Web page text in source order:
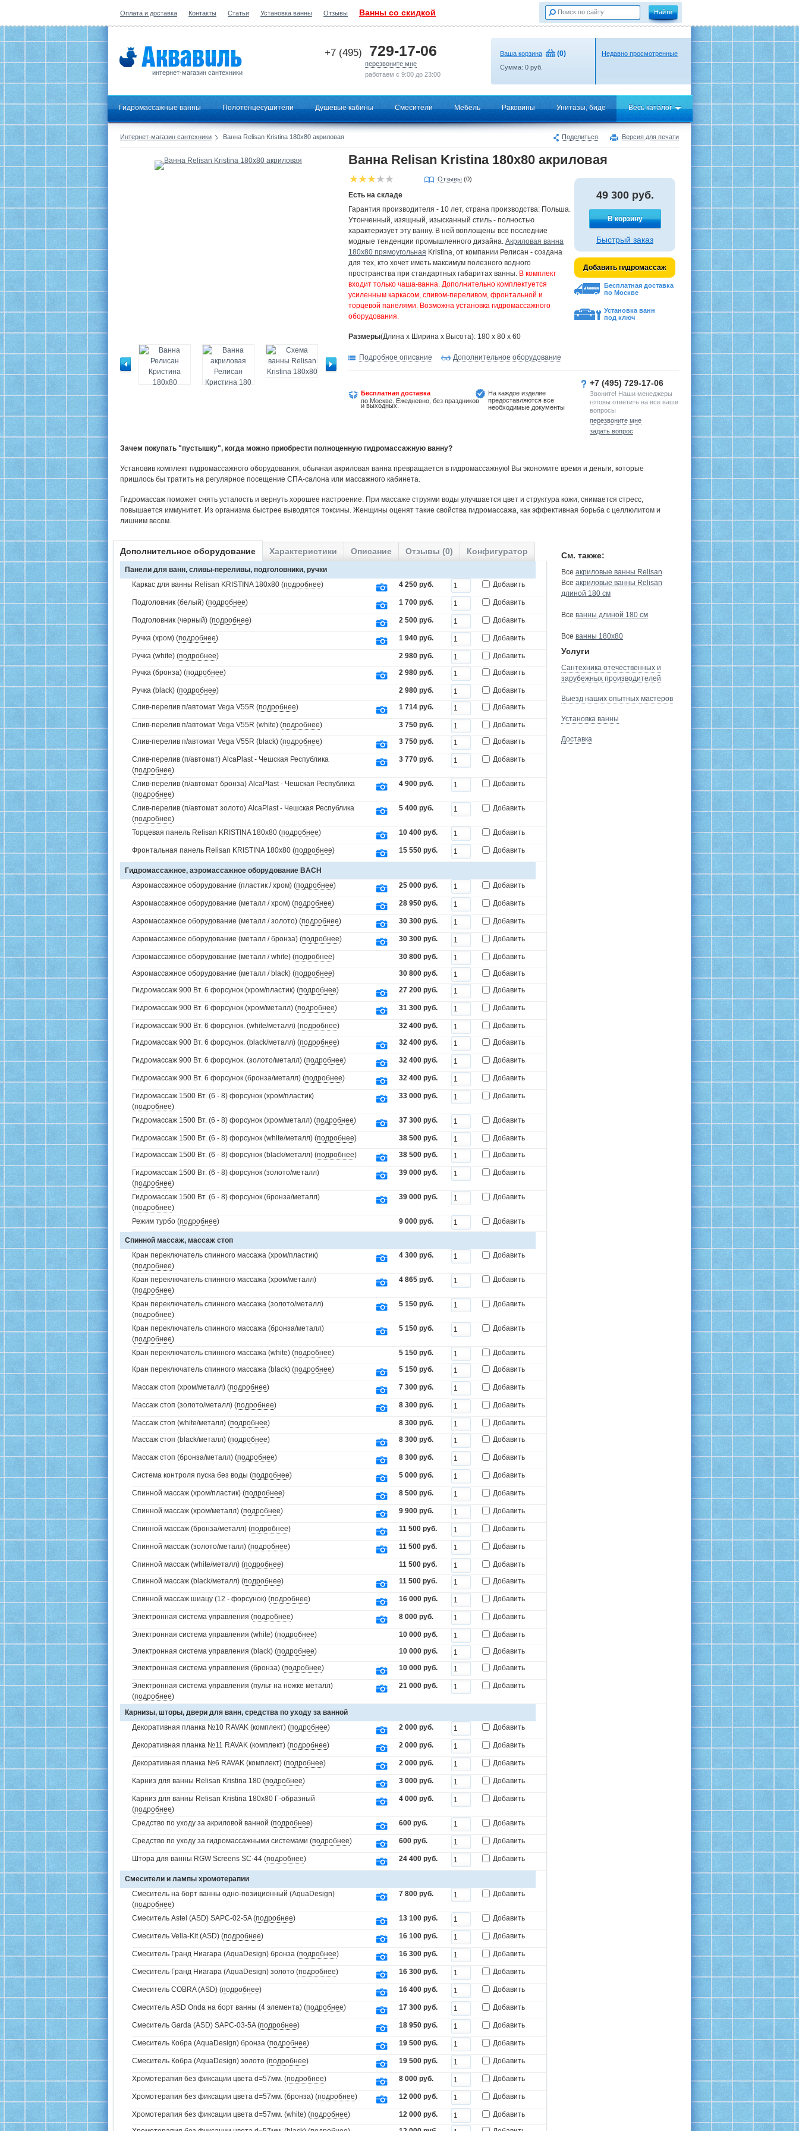
Оплата и доставка Контакты Статьи Установка ванны Отзывы Ванны со скидкой
интернет-магазин сантехники
+7 (495) 729-17-06
перезвоните мне
работаем с 9:00 до 23:00
Ваша корзина (0)
Сумма: 0 руб.
Недавно просмотренные
Гидромассажные ванны Полотенцесушители Душевые кабины Смесители Мебель Раковины Унитазы, биде Весь каталог
Поделиться Версия для печати
Интернет-магазин сантехники Ванна Relisan Kristina 180x80 акриловая
Ванна Relisan Kristina 180x80 акриловая
Отзывы (0)
Есть на складе
Гарантия производителя - 10 лет, страна производства: Польша.
Утонченный, изящный, изысканный стиль - полностью
характеризует эту ванну. В ней воплощены все последние
модные тенденции промышленного дизайна. Акриловая ванна
180х80 прямоугольная Kristina, от компании Релисан - создана
для тех, кто хочет иметь максимум полезного водного
пространства при стандартных габаритах ванны. В комплект
входит только чаша-ванна. Дополнительно комплектуется
усиленным каркасом, сливом-переливом, фронтальной и
торцевой панелями. Возможна установка гидромассажного
оборудования.
Размеры(Длина х Ширина х Высота): 180 x 80 x 60
49 300 руб.
В корзину
Быстрый заказ
Добавить гидромассаж
Бесплатная доставка
по Москве
Установка ванн
под ключ
Подробное описание Дополнительное оборудование
Бесплатная доставка
по Москве. Ежедневно, без праздников
и выходных.
На каждое изделие
предоставляются все
необходимые документы
+7 (495) 729-17-06
Звоните! Наши менеджеры
готовы ответить на все ваши
вопросы
перезвоните мне
задать вопрос
Зачем покупать "пустышку", когда можно приобрести полноценную гидромассажную ванну?
Установив комплект гидромассажного оборудования, обычная акриловая ванна превращается в гидромассажную! Вы экономите время и деньги, которые
пришлось бы тратить на регулярное посещение СПА-салона или массажного кабинета.
Гидромассаж поможет снять усталость и вернуть хорошее настроение. При массаже струями воды улучшается цвет и структура кожи, снимается стресс,
повышается иммунитет. Из организма быстрее выводятся токсины. Женщины оценят такие свойства гидромассажа, как эффективная борьба с целлюлитом и
лишним весом.
Дополнительное оборудование Характеристики Описание Отзывы (0) Конфигуратор
Панели для ванн, сливы-переливы, подголовники, ручки
Каркас для ванны Relisan KRISTINA 180х80 (подробнее) 4 250 руб. Добавить
Подголовник (белый) (подробнее) 1 700 руб. Добавить
Подголовник (черный) (подробнее) 2 500 руб. Добавить
Ручка (хром) (подробнее) 1 940 руб. Добавить
Ручка (white) (подробнее) 2 980 руб.
Добавить
Ручка (бронза) (подробнее) 2 980 руб. Добавить
Ручка (black) (подробнее) 2 980 руб.
Добавить
Слив-перелив п/автомат Vega V55R (подробнее) 1 714 руб. Добавить
Слив-перелив п/автомат Vega V55R (white) (подробнее) 3 750 руб.
Добавить
Слив-перелив п/автомат Vega V55R (black) (подробнее) 3 750 руб. Добавить
Слив-перелив (п/автомат) AlcaPlast - Чешская Республика
(подробнее)
3 770 руб. Добавить
Слив-перелив (п/автомат бронза) AlcaPlast - Чешская Республика
(подробнее)
4 900 руб. Добавить
Слив-перелив (п/автомат золото) AlcaPlast - Чешская Республика
(подробнее)
5 400 руб. Добавить
Торцевая панель Relisan KRISTINA 180х80 (подробнее) 10 400 руб. Добавить
Фронтальная панель Relisan KRISTINA 180х80 (подробнее) 15 550 руб. Добавить
Гидромассажное, аэромассажное оборудование BACH
Аэромассажное оборудование (пластик / хром) (подробнее) 25 000 руб. Добавить
Аэромассажное оборудование (металл / хром) (подробнее) 28 950 руб. Добавить
Аэромассажное оборудование (металл / золото) (подробнее) 30 300 руб. Добавить
Аэромассажное оборудование (металл / бронза) (подробнее) 30 300 руб. Добавить
Аэромассажное оборудование (металл / white) (подробнее) 30 800 руб.
Добавить
Аэромассажное оборудование (металл / black) (подробнее) 30 800 руб.
Добавить
Гидромассаж 900 Вт. 6 форсунок.(хром/пластик) (подробнее) 27 200 руб. Добавить
Гидромассаж 900 Вт. 6 форсунок.(хром/металл) (подробнее) 31 300 руб. Добавить
Гидромассаж 900 Вт. 6 форсунок. (white/металл) (подробнее) 32 400 руб.
Добавить
Гидромассаж 900 Вт. 6 форсунок. (black/металл) (подробнее) 32 400 руб. Добавить
Гидромассаж 900 Вт. 6 форсунок. (золото/металл) (подробнее) 32 400 руб. Добавить
Гидромассаж 900 Вт. 6 форсунок.(бронза/металл) (подробнее) 32 400 руб. Добавить
Гидромассаж 1500 Вт. (6 - 8) форсунок (хром/пластик)
(подробнее)
33 000 руб. Добавить
Гидромассаж 1500 Вт. (6 - 8) форсунок (хром/металл) (подробнее) 37 300 руб. Добавить
Гидромассаж 1500 Вт. (6 - 8) форсунок (white/металл) (подробнее) 38 500 руб.
Добавить
Гидромассаж 1500 Вт. (6 - 8) форсунок (black/металл) (подробнее) 38 500 руб. Добавить
Гидромассаж 1500 Вт. (6 - 8) форсунок (золото/металл)
(подробнее)
39 000 руб. Добавить
Гидромассаж 1500 Вт. (6 - 8) форсунок.(бронза/металл)
(подробнее)
39 000 руб. Добавить
Режим турбо (подробнее) 9 000 руб. Добавить
Спинной массаж, массаж стоп
Кран переключатель спинного массажа (хром/пластик)
(подробнее)
4 300 руб. Добавить
Кран переключатель спинного массажа (хром/металл)
(подробнее)
4 865 руб. Добавить
Кран переключатель спинного массажа (золото/металл)
(подробнее)
5 150 руб. Добавить
Кран переключатель спинного массажа (бронза/металл)
(подробнее)
5 150 руб. Добавить
Кран переключатель спинного массажа (white) (подробнее) 5 150 руб.
Добавить
Кран переключатель спинного массажа (black) (подробнее) 5 150 руб. Добавить
Массаж стоп (хром/металл) (подробнее) 7 300 руб. Добавить
Массаж стоп (золото/металл) (подробнее) 8 300 руб. Добавить
Массаж стоп (white/металл) (подробнее) 8 300 руб.
Добавить
Массаж стоп (black/металл) (подробнее) 8 300 руб. Добавить
Массаж стоп (бронза/металл) (подробнее) 8 300 руб. Добавить
Система контроля пуска без воды (подробнее) 5 000 руб. Добавить
Спинной массаж (хром/пластик) (подробнее) 8 500 руб. Добавить
Спинной массаж (хром/металл) (подробнее) 9 900 руб. Добавить
Спинной массаж (бронза/металл) (подробнее) 11 500 руб. Добавить
Спинной массаж (золото/металл) (подробнее) 11 500 руб. Добавить
Спинной массаж (white/металл) (подробнее) 11 500 руб.
Добавить
Спинной массаж (black/металл) (подробнее) 11 500 руб. Добавить
Спинной массаж шиацу (12 - форсунок) (подробнее) 16 000 руб. Добавить
Электронная система управления (подробнее) 8 000 руб. Добавить
Электронная система управления (white) (подробнее) 10 000 руб.
Добавить
Электронная система управления (black) (подробнее) 10 000 руб.
Добавить
Электронная система управления (бронза) (подробнее) 10 000 руб. Добавить
Электронная система управления (пульт на ножке металл)
(подробнее)
21 000 руб. Добавить
Карнизы, шторы, двери для ванн, средства по уходу за ванной
Декоративная планка №10 RAVAK (комплект) (подробнее) 2 000 руб. Добавить
Декоративная планка №11 RAVAK (комплект) (подробнее) 2 000 руб. Добавить
Декоративная планка №6 RAVAK (комплект) (подробнее) 2 000 руб. Добавить
Карниз для ванны Relisan Kristina 180 (подробнее) 3 000 руб. Добавить
Карниз для ванны Relisan Kristina 180x80 Г-образный
(подробнее)
4 000 руб. Добавить
Средство по уходу за акриловой ванной (подробнее) 600 руб. Добавить
Средство по уходу за гидромассажными системами (подробнее) 600 руб. Добавить
Штора для ванны RGW Screens SC-44 (подробнее) 24 400 руб. Добавить
Смесители и лампы хромотерапии
Смеситель на борт ванны одно-позиционный (AquaDesign)
(подробнее)
7 800 руб. Добавить
Смеситель Astel (ASD) SAPC-02-5A (подробнее) 13 100 руб. Добавить
Смеситель Vella-Kit (ASD) (подробнее) 16 100 руб. Добавить
Смеситель Гранд Ниагара (AquaDesign) бронза (подробнее) 16 300 руб. Добавить
Смеситель Гранд Ниагара (AquaDesign) золото (подробнее) 16 300 руб. Добавить
Смеситель COBRA (ASD) (подробнее) 16 400 руб. Добавить
Смеситель ASD Onda на борт ванны (4 элемента) (подробнее) 17 300 руб. Добавить
Смеситель Garda (ASD) SAPC-03-5A (подробнее) 18 950 руб. Добавить
Смеситель Кобра (AquaDesign) бронза (подробнее) 19 500 руб. Добавить
Смеситель Кобра (AquaDesign) золото (подробнее) 19 500 руб. Добавить
Хромотерапия без фиксации цвета d=57мм. (подробнее) 8 000 руб. Добавить
Хромотерапия без фиксации цвета d=57мм. (бронза) (подробнее) 12 000 руб. Добавить
Хромотерапия без фиксации цвета d=57мм. (white) (подробнее) 12 000 руб.
Добавить
См. также:
Все акриловые ванны Relisan
Все акриловые ванны Relisan
длиной 180 см
Все ванны длиной 180 см
Все ванны 180х80
Услуги
Сантехника отечественных и
зарубежных производителей
Выезд наших опытных мастеров
Установка ванны
Доставка